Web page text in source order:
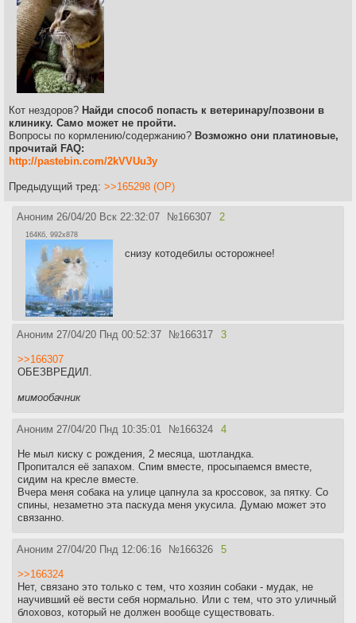
Кот нездоров? Найди способ попасть к ветеринару/позвони в
клинику. Само может не пройти.
Вопросы по кормлению/содержанию? Возможно они платиновые,
прочитай FAQ:
http://pastebin.com/2kVVUu3y
Предыдущий тред: >>165298 (OP)
Аноним 26/04/20 Вск 22:32:07 №166307 2
164Кб, 992x878
снизу котодебилы осторожнее!
Аноним 27/04/20 Пнд 00:52:37 №166317 3
>>166307
ОБЕЗВРЕДИЛ.
мимообачник
Аноним 27/04/20 Пнд 10:35:01 №166324 4
Не мыл киску с рождения, 2 месяца, шотландка.
Пропитался её запахом. Спим вместе, просыпаемся вместе,
сидим на кресле вместе.
Вчера меня собака на улице цапнула за кроссовок, за пятку. Со
спины, незаметно эта паскуда меня укусила. Думаю может это
связанно.
Аноним 27/04/20 Пнд 12:06:16 №166326 5
>>166324
Нет, связано это только с тем, что хозяин собаки - мудак, не
научивший её вести себя нормально. Или с тем, что это уличный
блоховоз, который не должен вообще существовать.